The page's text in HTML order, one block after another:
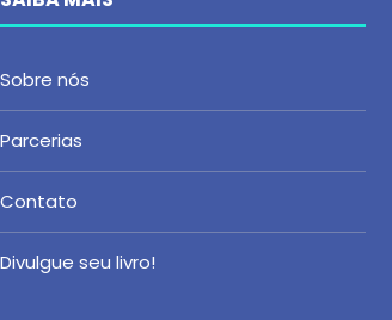
Sobre nós
Parcerias
Contato
Divulgue seu livro!